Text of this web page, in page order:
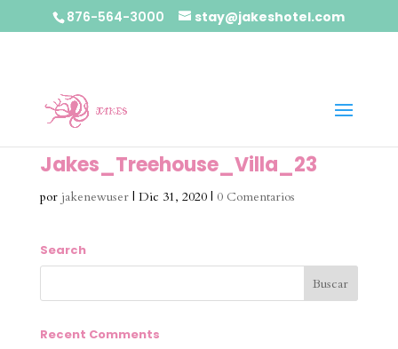
876-564-3000 stay@jakeshotel.com
Jakes_Treehouse_Villa_23
por jakenewuser| Dic 31, 2020| 0 Comentarios
Search
Recent Comments